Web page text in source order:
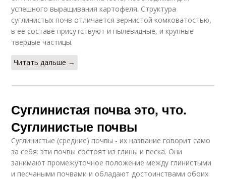
успешного выращивания картофеля. Структура
суглинистых почв отличается зернистой комковатостью,
в ее составе присутствуют и пылевидные, и крупные
твердые частицы.
Читать дальше →
Суглинистая почва это, что.
Суглинистые почвы
Суглинистые (средние) почвы - их название говорит само
за себя: эти почвы состоят из глины и песка. Они
занимают промежуточное положение между глинистыми
и песчаными почвами и обладают достоинствами обоих